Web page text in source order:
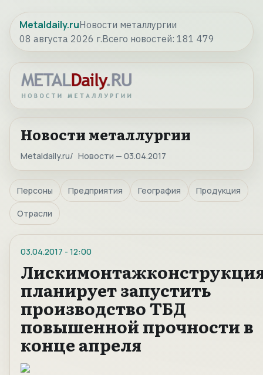
Metaldaily.ruНовости металлургии
08 августа 2026 г.Всего новостей: 181 479
Новости металлургии
Metaldaily.ru Новости — 03.04.2017
Персоны Предприятия География Продукция
Отрасли
03.04.2017 - 12:00
планирует запустить
производство ТБД
повышенной прочности в
конце апреля